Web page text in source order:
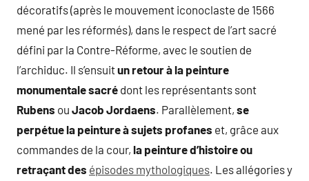
décoratifs (après le mouvement iconoclaste de 1566
mené par les réformés), dans le respect de l’art sacré
défini par la Contre-Réforme, avec le soutien de
l’archiduc. Il s’ensuitun retour à la peinture
monumentale sacré dont les représentants sont
Rubens ou Jacob Jordaens. Parallèlement, se
perpétue la peinture à sujets profanes et, grâce aux
commandes de la cour, la peinture d’histoire ou
retraçant des épisodes mythologiques. Les allégories y